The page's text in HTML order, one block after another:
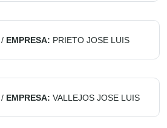
/ EMPRESA: PRIETO JOSE LUIS
/ EMPRESA: VALLEJOS JOSE LUIS